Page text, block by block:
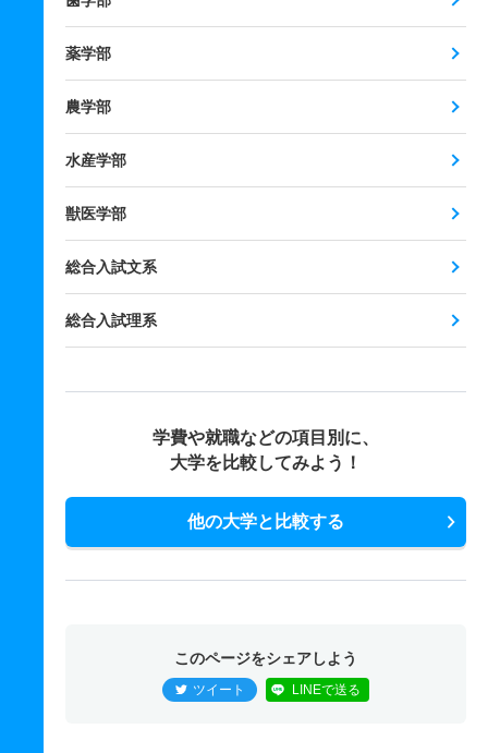
薬学部
農学部
水産学部
獣医学部
総合入試文系
総合入試理系
学費や就職などの項目別に、
大学を比較してみよう！
他の大学と比較する
このページをシェアしよう
ツイート LINEで送る